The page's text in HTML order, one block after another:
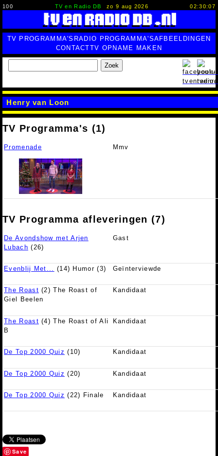
100 TV en Radio DB zo 9 aug 2026 02:30:08
TV PROGRAMMA'S RADIO PROGRAMMA'SAFBEELDINGEN
CONTACTTV OPNAME MAKEN
Zoek
Henry van Loon
TV Programma's (1)
Promenade Mmv
TV Programma afleveringen (7)
De Avondshow met Arjen
Lubach (26)
Gast
Evenblij Met... (14) Humor (3) Geïnterviewde
The Roast (2) The Roast of
Giel Beelen
Kandidaat
The Roast (4) The Roast of Ali
B
Kandidaat
De Top 2000 Quiz (10) Kandidaat
De Top 2000 Quiz (20) Kandidaat
De Top 2000 Quiz (22) Finale Kandidaat
Save